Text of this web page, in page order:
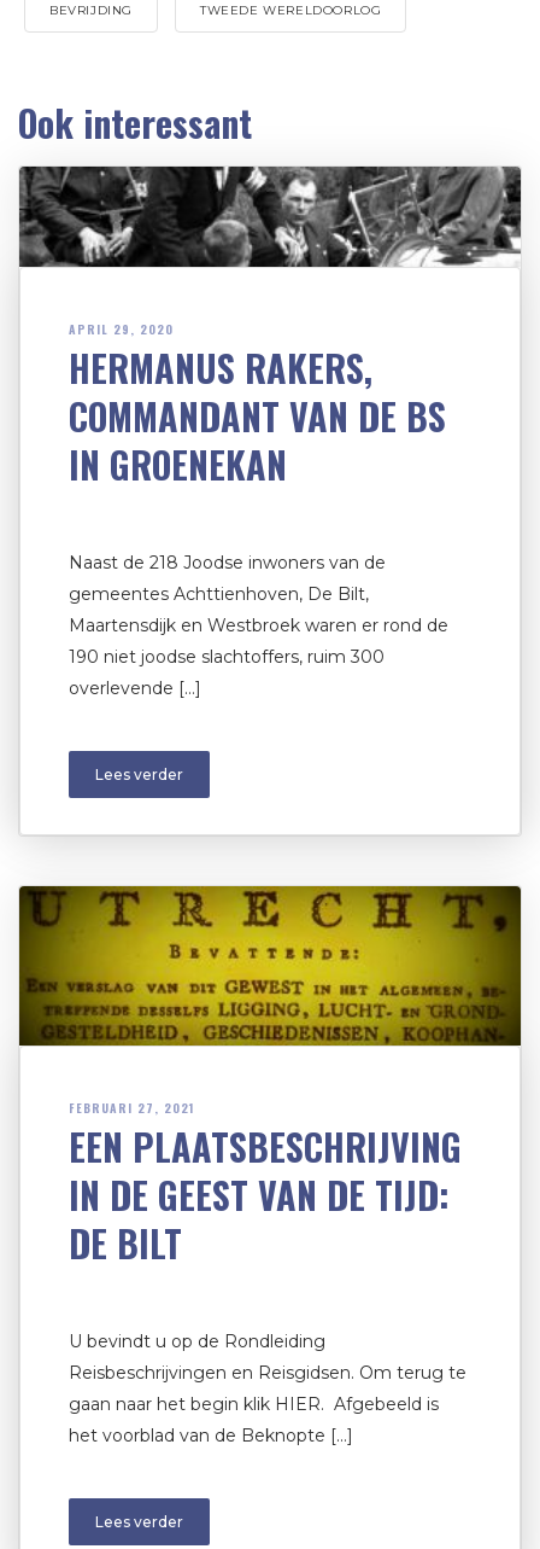
BEVRIJDING TWEEDE WERELDOORLOG
Ook interessant
APRIL 29, 2020
HERMANUS RAKERS,
COMMANDANT VAN DE BS
IN GROENEKAN
Naast de 218 Joodse inwoners van de
gemeentes Achttienhoven, De Bilt,
Maartensdijk en Westbroek waren er rond de
190 niet joodse slachtoffers, ruim 300
overlevende […]
Lees verder
FEBRUARI 27, 2021
EEN PLAATSBESCHRIJVING
IN DE GEEST VAN DE TIJD:
DE BILT
U bevindt u op de Rondleiding
Reisbeschrijvingen en Reisgidsen. Om terug te
gaan naar het begin klik HIER. Afgebeeld is
het voorblad van de Beknopte […]
Lees verder